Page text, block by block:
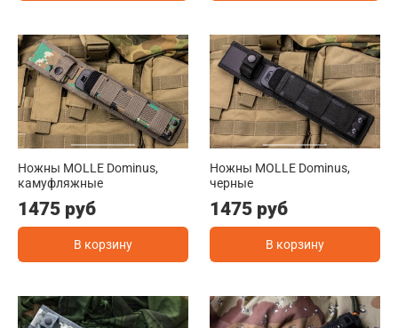
Ножны MOLLE Dominus,
камуфляжные
1475 руб
В корзину
Ножны MOLLE Dominus,
черные
1475 руб
В корзину